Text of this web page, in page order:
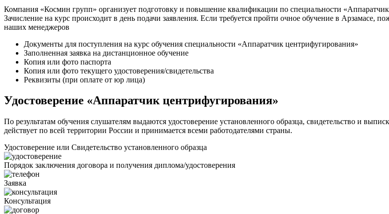
Компания «Космин групп» организует подготовку и повышение квалификации по специальности
Зачисление на курс происходит в день подачи заявления. Если требуется пройти очное обучение в Арзамасе,
наших менеджеров
Документы для поступления на курс обучения специальности «Аппаратчик центрифугирования»
Заполненная заявка на дистанционное обучение
Копия или фото паспорта
Копия или фото текущего удостоверения/свидетельства
Реквизиты (при оплате от юр лица)
Удостоверение «Аппаратчик центрифугирования»
По результатам обучения слушателям выдаются удостоверение установленного образца, свидетельство и
действует по всей территории России и принимается всеми работодателями страны.
Удостоверение или Свидетельство установленного образца
Порядок заключения договора и получения диплома/удостоверения
Заявка
Консультация